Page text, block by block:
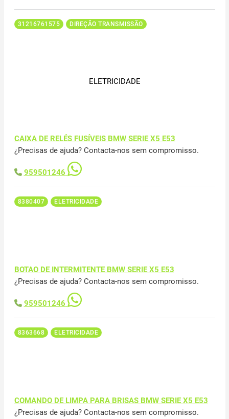
31216761575 DIREÇÃO TRANSMISSÃO
ELETRICIDADE
CAIXA DE RELÉS FUSÍVEIS BMW SERIE X5 E53
¿Precisas de ajuda? Contacta-nos sem compromisso.
959501246
8380407 ELETRICIDADE
BOTAO DE INTERMITENTE BMW SERIE X5 E53
¿Precisas de ajuda? Contacta-nos sem compromisso.
959501246
8363668 ELETRICIDADE
COMANDO DE LIMPA PARA BRISAS BMW SERIE X5 E53
¿Precisas de ajuda? Contacta-nos sem compromisso.